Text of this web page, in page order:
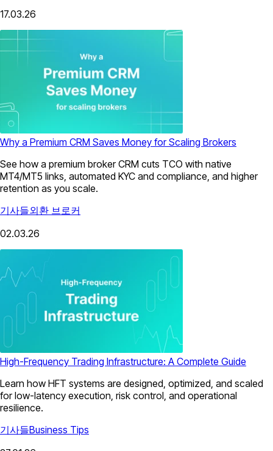
17.03.26
Why a Premium CRM Saves Money for Scaling Brokers
See how a premium broker CRM cuts TCO with native
MT4/MT5 links, automated KYC and compliance, and higher
retention as you scale.
기사들외환 브로커
02.03.26
High-Frequency Trading Infrastructure: A Complete Guide
Learn how HFT systems are designed, optimized, and scaled
for low-latency execution, risk control, and operational
resilience.
기사들Business Tips